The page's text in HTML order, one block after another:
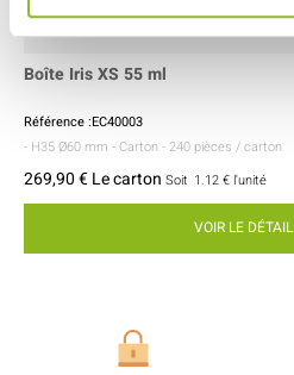
Boîte Iris XS 55 ml
Référence :EC40003
- H35 Ø60 mm - Carton - 240 pièces / carton
269,90 € Le carton Soit 1.12 € l'unité
VOIR LE DÉTAIL